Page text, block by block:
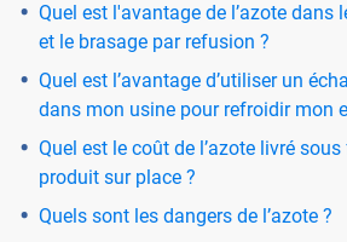
Quel est l'avantage de l’azote dans
et le brasage par refusion ?
Quel est l’avantage d’utiliser un
dans mon usine pour refroidir mon
Quel est le coût de l’azote livré
produit sur place ?
Quels sont les dangers de l’azote ?